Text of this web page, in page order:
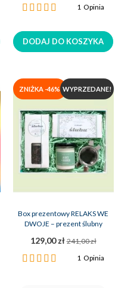
Ocena:
1Opinia
DODAJ DO KOSZYKA
ZNIŻKA -46% WYPRZEDANE!
Box prezentowy RELAKS WE
DWOJE – prezent ślubny
129,00 zł 241,00 zł
Ocena:
1Opinia